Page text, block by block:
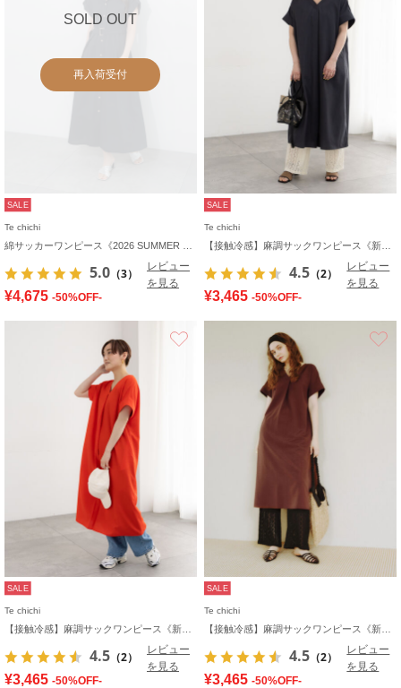
SOLD OUT
再入荷受付
SALE
Te chichi
5.0 （3）
レビュー
を見る
¥4,675 -50%OFF-
SALE
Te chichi
4.5 （2）
レビュー
を見る
¥3,465 -50%OFF-
SALE
Te chichi
4.5 （2）
レビュー
を見る
¥3,465 -50%OFF-
SALE
Te chichi
4.5 （2）
レビュー
を見る
¥3,465 -50%OFF-